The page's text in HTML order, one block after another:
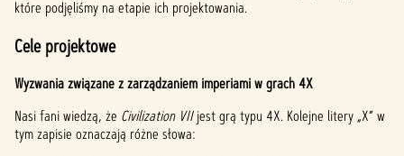
które podjęliśmy na etapie ich projektowania.
Cele projektowe
Wyzwania związane z zarządzaniem imperiami w grach 4X
Nasi fani wiedzą, że Civilization VIIjest grą typu 4X. Kolejne litery „X” w
tym zapisie oznaczają różne słowa: